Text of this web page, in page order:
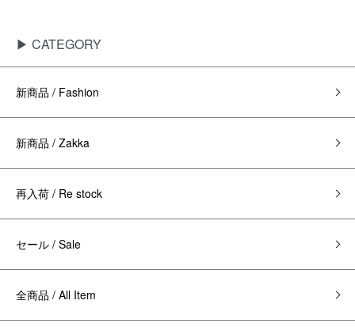
▶ CATEGORY
新商品 / Fashion
新商品 / Zakka
再入荷 / Re stock
セール / Sale
全商品 / All Item